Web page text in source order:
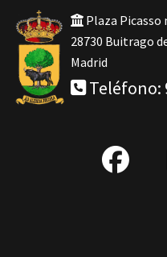
Plaza Picasso
28730 Buitrago
Madrid
Teléfono:
fab